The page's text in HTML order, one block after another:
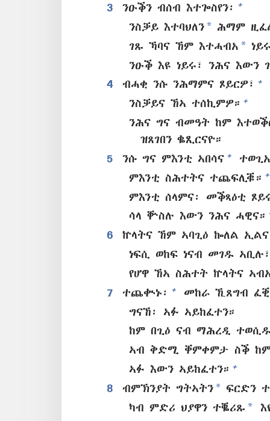
3
ንዑቕን ብሰብ እተጐስየን፡ +
ንስቓይ እተባህለን * ሕማም
ገጹ ኻባና ኸም እተሓብአ *
ንዑቕ እዩ ነይሩ፣ ንሕና እውን
4
ብሓቂ ንሱ ንሕማምና ጾይርዎ፣ +
ንስቓይና ኸኣ ተሰኪምዎ። +
ንሕና ግና ብመዓት ከም
ዝጸገበን ቈጺርናዮ።
5
ንሱ ግና ምእንቲ ኣበሳና +
ምእንቲ ስሕተትና ተጨፍሊቑ። +
ምእንቲ ሰላምና፡ መቕጻዕቲ
ሳላ ቝስሉ እውን ንሕና ሓዊና።
6
ኵላትና ኸም ኣባጊዕ ኰለል
ነፍሲ ወከፍ ነናብ መገዱ
የሆዋ ኸኣ ስሕተት ኵላትና
7
ተጨቊኑ፡ +
መከራ ኺጸግብ
ግናኸ፡ ኣፉ ኣይከፈተን።
ከም በጊዕ ናብ ማሕረዲ
ኣብ ቅድሚ ቐምቀምታ ስቕ ከም
ኣፉ እውን ኣይከፈተን። +
8 ብምኽንያት ግትኣትን *ፍርድን
ካብ ምድሪ ህያዋን ተቘሪጹ *